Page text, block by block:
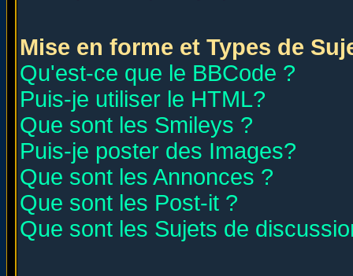
Mise en forme et Types de
Qu'est-ce que le BBCode ?
Puis-je utiliser le HTML?
Que sont les Smileys ?
Puis-je poster des Images?
Que sont les Annonces ?
Que sont les Post-it ?
Que sont les Sujets de